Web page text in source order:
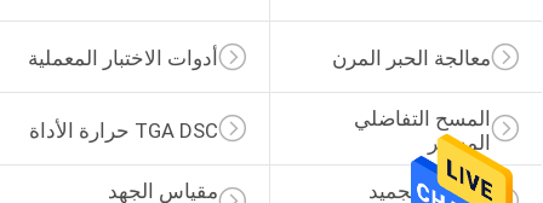
أدوات الاختبار المعملية معالجة الحبر المرن
TGA DSC حرارة الأداة
المسح التفاضلي
المسعر
مقياس الجهد
مجفف التجميد